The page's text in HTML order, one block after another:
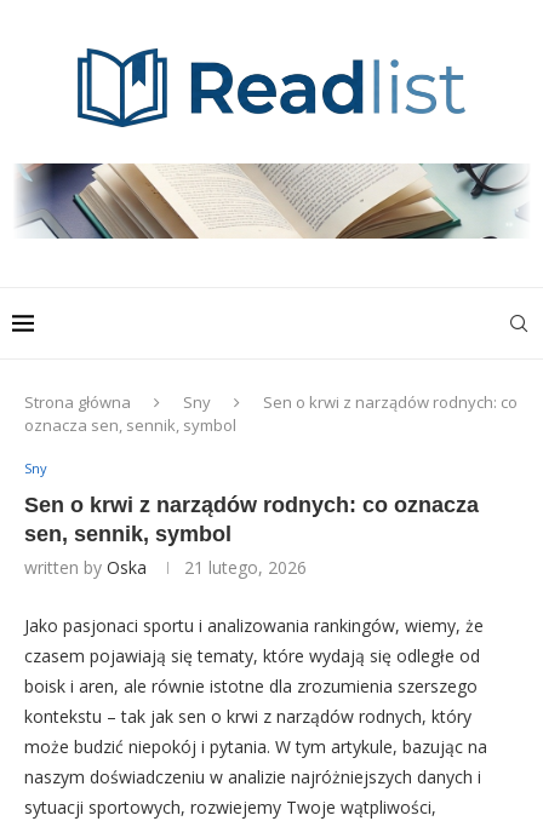
Strona główna Sny
Sen o krwi z narządów rodnych: co
oznacza sen, sennik, symbol
Sny
Sen o krwi z narządów rodnych: co oznacza
sen, sennik, symbol
written by Oska 21 lutego, 2026
Jako pasjonaci sportu i analizowania rankingów, wiemy, że
czasem pojawiają się tematy, które wydają się odległe od
boisk i aren, ale równie istotne dla zrozumienia szerszego
kontekstu – tak jak sen o krwi z narządów rodnych, który
może budzić niepokój i pytania. W tym artykule, bazując na
naszym doświadczeniu w analizie najróżniejszych danych i
sytuacji sportowych, rozwiejemy Twoje wątpliwości,